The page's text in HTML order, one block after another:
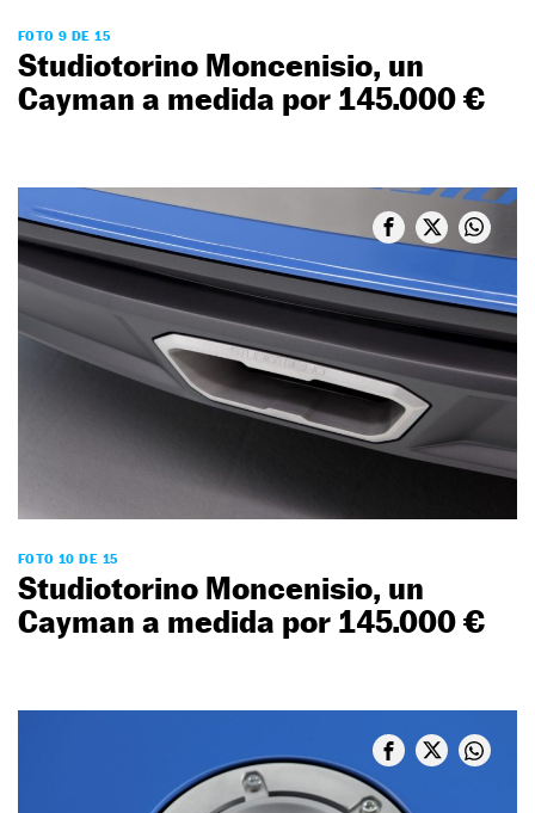
FOTO 9 DE 15
Studiotorino Moncenisio, un
Cayman a medida por 145.000 €
FOTO 10 DE 15
Studiotorino Moncenisio, un
Cayman a medida por 145.000 €